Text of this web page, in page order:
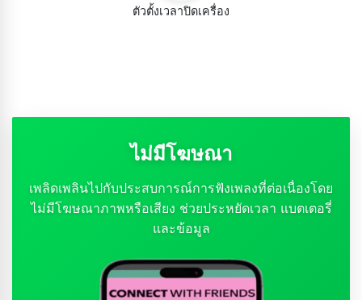
ตัวตั้งเวลาปิดเครื่อง
ไม่มีโฆษณา
เพลิดเพลินไปกับประสบการณ์การฟังเพลงที่ต่อเนื่องโดย
ไม่มีโฆษณาภาพหรือเสียง ช่วยประหยัดเวลา แบตเตอรี่
และข้อมูล